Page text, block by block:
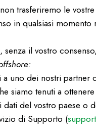
trasferiremo le
in qualsiasi
il vostro
a uno dei nostri
siamo tenuti a
del vostro paese o
di Supporto (